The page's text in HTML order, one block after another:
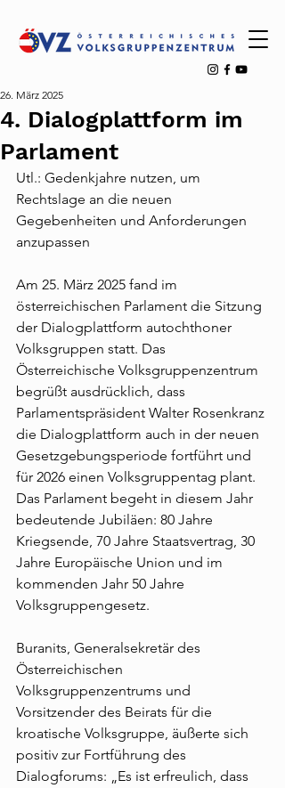
4. Dialogplattform im
Parlament
26. März 2025
Utl.: Gedenkjahre nutzen, um
Rechtslage an die neuen
Gegebenheiten und Anforderungen
anzupassen
Am 25. März 2025 fand im
österreichischen Parlament die Sitzung
der Dialogplattform autochthoner
Volksgruppen statt. Das
Österreichische Volksgruppenzentrum
begrüßt ausdrücklich, dass
Parlamentspräsident Walter Rosenkranz
die Dialogplattform auch in der neuen
Gesetzgebungsperiode fortführt und
für 2026 einen Volksgruppentag plant.
Das Parlament begeht in diesem Jahr
bedeutende Jubiläen: 80 Jahre
Kriegsende, 70 Jahre Staatsvertrag, 30
Jahre Europäische Union und im
kommenden Jahr 50 Jahre
Volksgruppengesetz.
Buranits, Generalsekretär des
Österreichischen
Volksgruppenzentrums und
Vorsitzender des Beirats für die
kroatische Volksgruppe, äußerte sich
positiv zur Fortführung des
Dialogforums: „Es ist erfreulich, dass